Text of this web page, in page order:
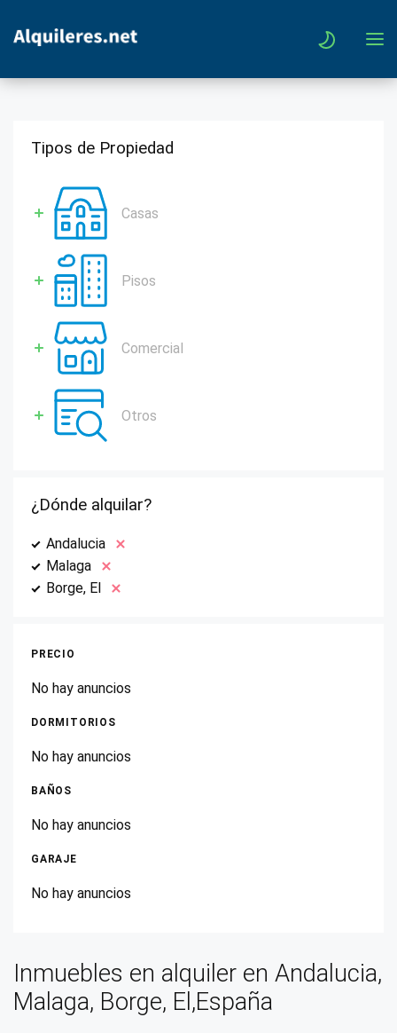
Tipos de Propiedad
Casas
Pisos
Comercial
Otros
¿Dónde alquilar?
Andalucia
Malaga
Borge, El
PRECIO
No hay anuncios
DORMITORIOS
No hay anuncios
BAÑOS
No hay anuncios
GARAJE
No hay anuncios
Inmuebles en alquiler en Andalucia,
Malaga, Borge, El,España